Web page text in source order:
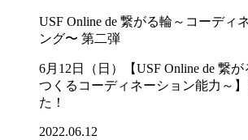
USF Online de 繋がる輪～コーディ
ング〜 第二弾
6月12日（日）【USF Online de 繋
つくるコーディネーション能力～
た！
2022.06.12